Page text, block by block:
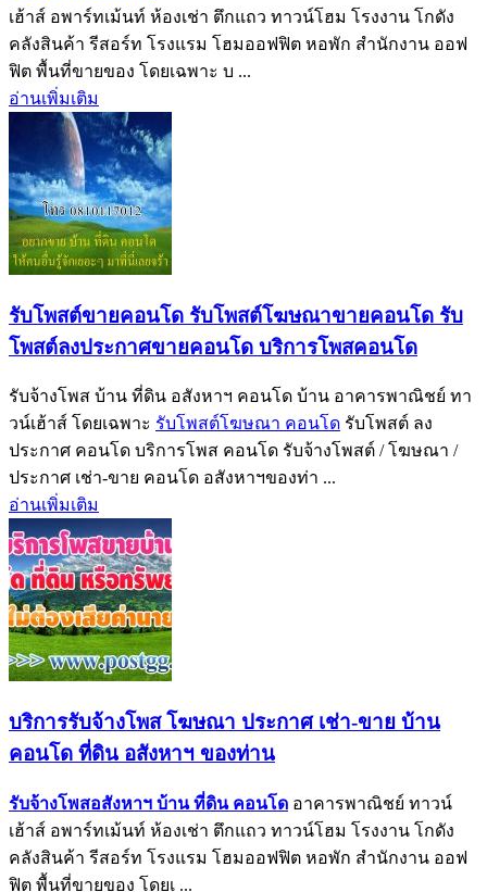
เฮ้าส์ อพาร์ทเม้นท์ ห้องเช่า ตึกแถว ทาวน์โฮม โรงงาน โกดัง
คลังสินค้า รีสอร์ท โรงแรม โฮมออฟฟิต หอพัก สำนักงาน ออฟ
ฟิต พื้นที่ขายของ โดยเฉพาะ บ ...
อ่านเพิ่มเติม
รับโพสต์ขายคอนโด รับโพสต์โฆษณาขายคอนโด รับ
โพสต์ลงประกาศขายคอนโด บริการโพสคอนโด
รับจ้างโพส บ้าน ที่ดิน อสังหาฯ คอนโด บ้าน อาคารพาณิชย์ ทา
วน์เฮ้าส์ โดยเฉพาะ รับโพสต์โฆษณา คอนโด รับโพสต์ ลง
ประกาศ คอนโด บริการโพส คอนโด รับจ้างโพสต์ / โฆษณา /
ประกาศ เช่า-ขาย คอนโด อสังหาฯของท่า ...
อ่านเพิ่มเติม
บริการรับจ้างโพส โฆษณา ประกาศ เช่า-ขาย บ้าน
คอนโด ที่ดิน อสังหาฯ ของท่าน
รับจ้างโพสอสังหาฯ บ้าน ที่ดิน คอนโด อาคารพาณิชย์ ทาวน์
เฮ้าส์ อพาร์ทเม้นท์ ห้องเช่า ตึกแถว ทาวน์โฮม โรงงาน โกดัง
คลังสินค้า รีสอร์ท โรงแรม โฮมออฟฟิต หอพัก สำนักงาน ออฟ
ฟิต พื้นที่ขายของ โดยเ ...